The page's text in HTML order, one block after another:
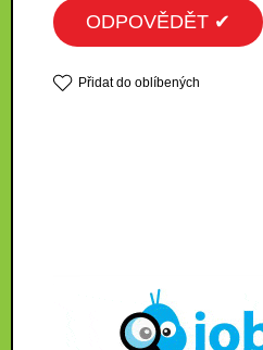
ODPOVĚDĚT ✔
Přidat do oblíbených